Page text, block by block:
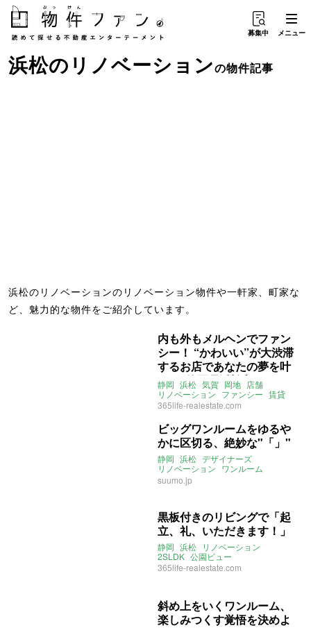
募集中 メニュー
浜松のリノベーションの物件記事
浜松のリノベーションのリノベーション物件や一軒家、町家な
ど、魅力的な物件をご紹介しています。
内も外もメルヘンでファン
シー！ “かわいい”が大渋滞
するお店であなたの夢を叶
えて (静岡県浜松市60㎡の
賃貸物件)
静岡 浜松 気賀 岡地 店舗
リノベーション ファンシー 賃貸
365life-realestate.com
ビッグワンルームをゆるや
かに区切る、絶妙な"「」"
静岡 浜松 デザイナーズ
リノベーション ワンルーム
浜松市 一人暮らし
suumo.jp
黒板付きのリビングで「起
立、礼、いただきます！」
静岡 浜松 リノベーション
2SLDK 公園ビュー
365life-realestate.com
斜め上をいくワンルーム、
楽しみつくす覚悟を決めよ